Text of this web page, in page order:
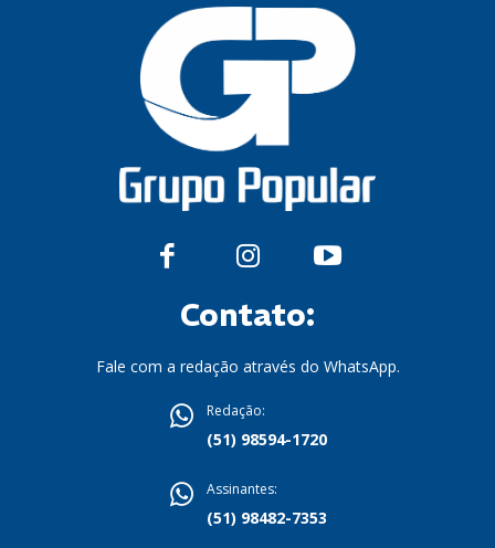
Contato:
Fale com a redação através do WhatsApp.
Redação:
(51) 98594-1720
Assinantes:
(51) 98482-7353